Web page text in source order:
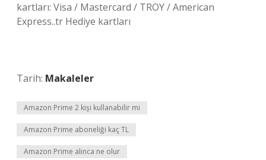
kartları: Visa / Mastercard / TROY / American
Express..tr Hediye kartları
Tarih: Makaleler
Amazon Prime 2 kişi kullanabilir mi
Amazon Prime aboneliği kaç TL
Amazon Prime alınca ne olur